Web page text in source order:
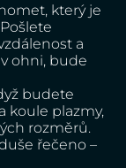
který je
a
ohni, bude
budete
koule plazmy,
rozměrů.
řečeno –